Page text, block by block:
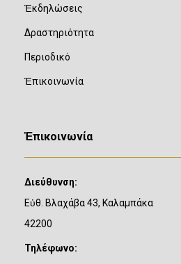
Ἐκδηλώσεις
Δραστηριότητα
Περιοδικό
Ἐπικοινωνία
Ἐπικοινωνία
Διεύθυνση:
Εὐθ. Βλαχάβα 43, Καλαμπάκα
42200
Τηλέφωνο: